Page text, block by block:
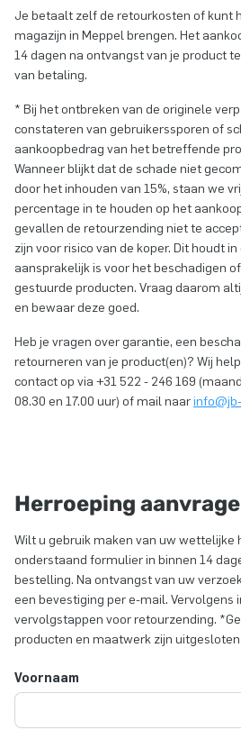
Je betaalt zelf de retourkosten of kunt
magazijn in Meppel brengen. Het
14 dagen na ontvangst van je product
van betaling.
* Bij het ontbreken van de originele
constateren van gebruikerssporen of
aankoopbedrag van het betreffende
Wanneer blijkt dat de schade niet
door het inhouden van 15%, staan we
percentage in te houden op het
gevallen de retourzending niet te
zijn voor risico van de koper. Dit houdt
aansprakelijk is voor het beschadigen
gestuurde producten. Vraag daarom
en bewaar deze goed.
Heb je vragen over garantie, een
retourneren van je product(en)? Wij
contact op via +31 522 - 246 169
08.30 en 17.00 uur) of mail naar
Herroeping
Wilt u gebruik maken van uw wettelijke
onderstaand formulier in binnen 14
bestelling. Na ontvangst van uw
een bevestiging per e-mail. Vervolgens
vervolgstappen voor retourzending.
producten en maatwerk zijn
Voornaam